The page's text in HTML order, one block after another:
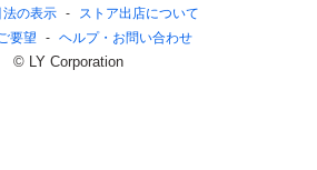
法の表示
ストア出店について
要望
ヘルプ・お問い合わせ
© LY Corporation